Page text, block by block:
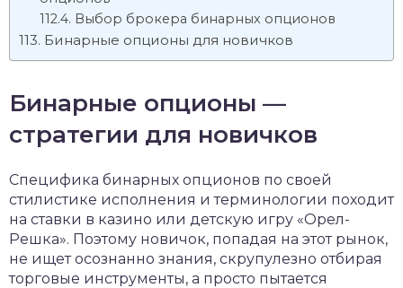
Выбор брокера бинарных опционов
Бинарные опционы для новичков
Бинарные опционы —
стратегии для новичков
Специфика бинарных опционов по своей
стилистике исполнения и терминологии походит
на ставки в казино или детскую игру «Орел-
Решка». Поэтому новичок, попадая на этот рынок,
не ищет осознанно знания, скрупулезно отбирая
торговые инструменты, а просто пытается